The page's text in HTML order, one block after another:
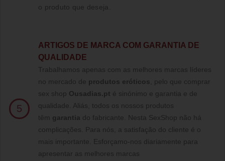
o produto que deseja.
5
ARTIGOS DE MARCA COM GARANTIA DE
QUALIDADE
Trabalhamos apenas com as melhores marcas líderes
no mercado de produtos eróticos , pelo que comprar
sex shop Ousadias.pt é sinónimo e garantia e de
qualidade. Aliás, todos os nossos produtos
têm garantia do fabricante. Nesta SexShop não há
complicações. Para nós, a satisfação do cliente é o
mais importante. Esforçamo-nos diariamente para
apresentar as melhores marcas